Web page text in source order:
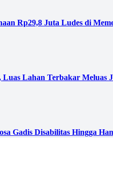
Rp29,8 Juta Ludes di
Lahan Terbakar Meluas
Gadis Disabilitas Hingga